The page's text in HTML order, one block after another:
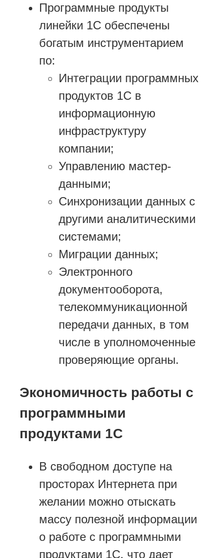
Программные продукты
линейки 1С обеспечены
богатым инструментарием
по:
Интеграции программных
продуктов 1С в
информационную
инфраструктуру
компании;
Управлению мастер-
данными;
Синхронизации данных с
другими аналитическими
системами;
Миграции данных;
Электронного
документооборота,
телекоммуникационной
передачи данных, в том
числе в уполномоченные
проверяющие органы.
Экономичность работы с
программными
продуктами 1С
В свободном доступе на
просторах Интернета при
желании можно отыскать
массу полезной информации
о работе с программными
продуктами 1С, что дает